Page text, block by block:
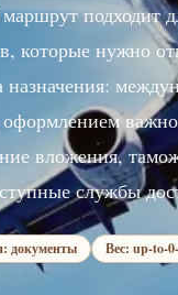
подходит
которые нужно
назначения:
важно
вложения,
службы
документы Вес: up-to-